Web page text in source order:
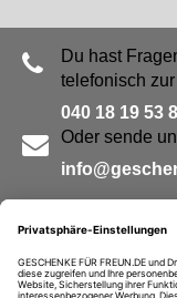
Du hast
telefonisch
040 18 19 53
Oder sende